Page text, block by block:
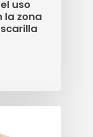
uso
la zona